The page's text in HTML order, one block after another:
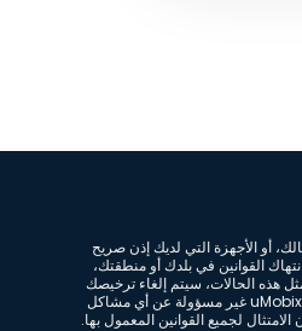
أو الأجهزة التي لديك إذن صريح
القوانين في بلدك أو منطقتك،
هذه الحالات، سيتم إلغاء ترخيصك
بدون استرداد، وقد نتعاون مع سلطات إنفاذ القانون عند الضرورة. uMobix غير مسؤولة عن أي مشاكل
لجميع القوانين المعمول بها.